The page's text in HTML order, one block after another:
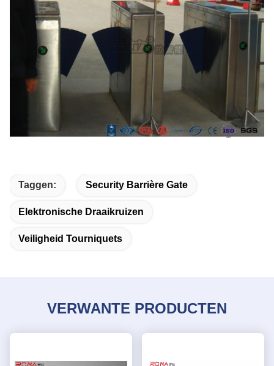
Taggen: Security Barrière Gate
Elektronische Draaikruizen
Veiligheid Tourniquets
VERWANTE PRODUCTEN